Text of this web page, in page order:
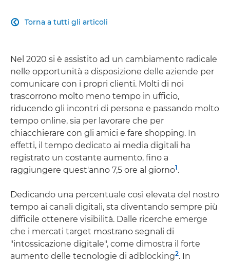
Torna a tutti gli articoli

Nel 2020 si è assistito ad un cambiamento radicale
nelle opportunità a disposizione delle aziende per
comunicare con i propri clienti. Molti di noi
trascorrono molto meno tempo in ufficio,
riducendo gli incontri di persona e passando molto
tempo online, sia per lavorare che per
chiacchierare con gli amici e fare shopping. In
effetti, il tempo dedicato ai media digitali ha
registrato un costante aumento, fino a
raggiungere quest'anno 7,5 ore al giorno1.
Dedicando una percentuale così elevata del nostro
tempo ai canali digitali, sta diventando sempre più
difficile ottenere visibilità. Dalle ricerche emerge
che i mercati target mostrano segnali di
"intossicazione digitale", come dimostra il forte
aumento delle tecnologie di adblocking2. In